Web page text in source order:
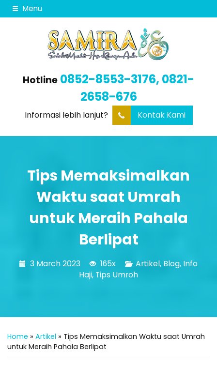
Menu
Hotline 0852-8553-3176, 0821-
2658-676
Informasi lebih lanjut? Kontak Kami
Tips Memaksimalkan
Waktu saat Umrah
untuk Meraih Pahala
Berlipat
3 March 2023 165x Artikel, Blog, Info
Haji, Tips Umroh
Home » Artikel » Tips Memaksimalkan Waktu saat Umrah
untuk Meraih Pahala Berlipat